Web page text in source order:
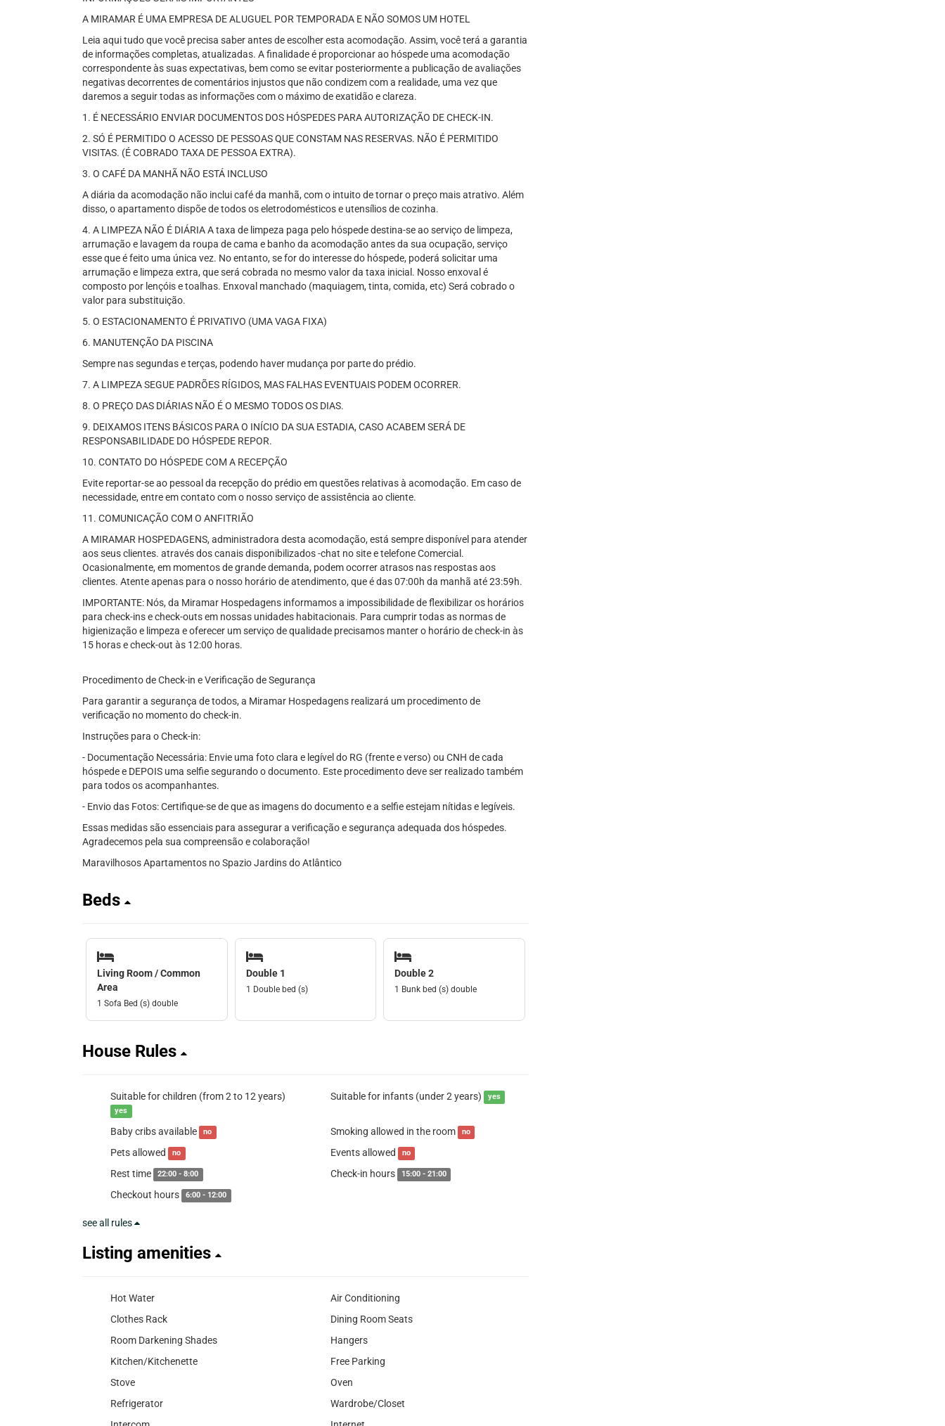
A MIRAMAR É UMA EMPRESA DE ALUGUEL POR TEMPORADA E NÃO SOMOS UM HOTEL
Leia aqui tudo que você precisa saber antes de escolher esta acomodação. Assim, você terá a garantia
de informações completas, atualizadas. A finalidade é proporcionar ao hóspede uma acomodação
correspondente às suas expectativas, bem como se evitar posteriormente a publicação de avaliações
negativas decorrentes de comentários injustos que não condizem com a realidade, uma vez que
daremos a seguir todas as informações com o máximo de exatidão e clareza.
1. É NECESSÁRIO ENVIAR DOCUMENTOS DOS HÓSPEDES PARA AUTORIZAÇÃO DE CHECK-IN.
2. SÓ É PERMITIDO O ACESSO DE PESSOAS QUE CONSTAM NAS RESERVAS. NÃO É PERMITIDO
VISITAS. (É COBRADO TAXA DE PESSOA EXTRA).
3. O CAFÉ DA MANHÃ NÃO ESTÁ INCLUSO
A diária da acomodação não inclui café da manhã, com o intuito de tornar o preço mais atrativo. Além
disso, o apartamento dispõe de todos os eletrodomésticos e utensílios de cozinha.
4. A LIMPEZA NÃO É DIÁRIA A taxa de limpeza paga pelo hóspede destina-se ao serviço de limpeza,
arrumação e lavagem da roupa de cama e banho da acomodação antes da sua ocupação, serviço
esse que é feito uma única vez. No entanto, se for do interesse do hóspede, poderá solicitar uma
arrumação e limpeza extra, que será cobrada no mesmo valor da taxa inicial. Nosso enxoval é
composto por lençóis e toalhas. Enxoval manchado (maquiagem, tinta, comida, etc) Será cobrado o
valor para substituição.
5. O ESTACIONAMENTO É PRIVATIVO (UMA VAGA FIXA)
6. MANUTENÇÃO DA PISCINA
Sempre nas segundas e terças, podendo haver mudança por parte do prédio.
7. A LIMPEZA SEGUE PADRÕES RÍGIDOS, MAS FALHAS EVENTUAIS PODEM OCORRER.
8. O PREÇO DAS DIÁRIAS NÃO É O MESMO TODOS OS DIAS.
9. DEIXAMOS ITENS BÁSICOS PARA O INÍCIO DA SUA ESTADIA, CASO ACABEM SERÁ DE
RESPONSABILIDADE DO HÓSPEDE REPOR.
10. CONTATO DO HÓSPEDE COM A RECEPÇÃO
Evite reportar-se ao pessoal da recepção do prédio em questões relativas à acomodação. Em caso de
necessidade, entre em contato com o nosso serviço de assistência ao cliente.
11. COMUNICAÇÃO COM O ANFITRIÃO
A MIRAMAR HOSPEDAGENS, administradora desta acomodação, está sempre disponível para atender
aos seus clientes. através dos canais disponibilizados -chat no site e telefone Comercial.
Ocasionalmente, em momentos de grande demanda, podem ocorrer atrasos nas respostas aos
clientes. Atente apenas para o nosso horário de atendimento, que é das 07:00h da manhã até 23:59h.
IMPORTANTE: Nós, da Miramar Hospedagens informamos a impossibilidade de flexibilizar os horários
para check-ins e check-outs em nossas unidades habitacionais. Para cumprir todas as normas de
higienização e limpeza e oferecer um serviço de qualidade precisamos manter o horário de check-in às
15 horas e check-out às 12:00 horas.
Procedimento de Check-in e Verificação de Segurança
Para garantir a segurança de todos, a Miramar Hospedagens realizará um procedimento de
verificação no momento do check-in.
Instruções para o Check-in:
- Documentação Necessária: Envie uma foto clara e legível do RG (frente e verso) ou CNH de cada
hóspede e DEPOIS uma selfie segurando o documento. Este procedimento deve ser realizado também
para todos os acompanhantes.
- Envio das Fotos: Certifique-se de que as imagens do documento e a selfie estejam nítidas e legíveis.
Essas medidas são essenciais para assegurar a verificação e segurança adequada dos hóspedes.
Agradecemos pela sua compreensão e colaboração!
Maravilhosos Apartamentos no Spazio Jardins do Atlântico
Beds
Living Room / Common
Area
1 Sofa Bed (s) double
Double 1
1 Double bed (s)
Double 2
1 Bunk bed (s) double
House Rules
Suitable for children (from 2 to 12 years)
yes
Suitable for infants (under 2 years) yes
Baby cribs available no Smoking allowed in the room no
Pets allowed no Events allowed no
Rest time 22:00 - 8:00 Check-in hours 15:00 - 21:00
Checkout hours 6:00 - 12:00
see all rules
Listing amenities
Hot Water
Air Conditioning
Clothes Rack
Dining Room Seats
Room Darkening Shades
Hangers
Kitchen/Kitchenette
Free Parking
Stove
Oven
Refrigerator
Wardrobe/Closet